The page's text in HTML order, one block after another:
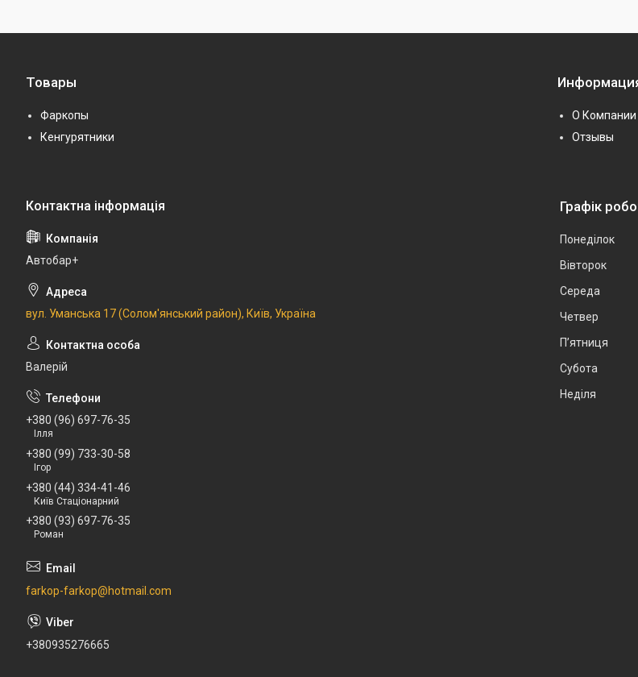
Товары
Фаркопы
Кенгурятники
О Компании
Отзывы
Автобар+
вул. Уманська 17 (Солом'янський район), Київ, Україна
Валерій
+380 (96) 697-76-35
Ілля
+380 (99) 733-30-58
Ігор
+380 (44) 334-41-46
Київ Стаціонарний
+380 (93) 697-76-35
Роман
farkop-farkop@hotmail.com
+380935276665
Графік
Понеділок
Вівторок
Середа
Четвер
Пʼятниця
Субота
Неділя